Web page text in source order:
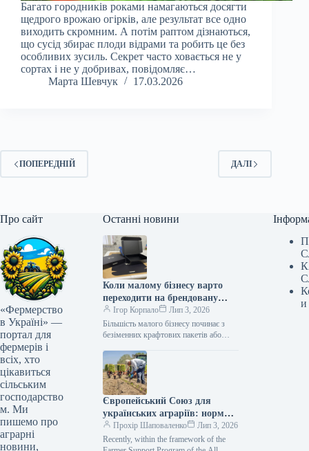
Багато городників роками намагаються досягти
щедрого врожаю огірків, але результат все одно
виходить скромним. А потім раптом дізнаються,
що сусід збирає плоди відрами та робить це без
особливих зусиль. Секрет часто ховається не у
сортах і не у добривах, повідомляє…
Марта Шевчук
17.03.2026
ПОПЕРЕДНІЙ ДАЛІ
Про сайт
«Фермерство
в Україні» —
портал для
фермерів і
всіх, хто
цікавиться
сільським
господарство
м. Ми
пишемо про
аграрні
новини,
Останні новини
Коли малому бізнесу варто
переходити на брендовану
упаковку — і як це зробити
без великих витрат
Ігор Корпало
Лип 3, 2026
Більшість малого бізнесу починає з
безіменних крафтових пакетів або
старті. Але є момент, коли
відсутність…
Європейський Союз для
українських аграріїв: норми
та зобов’язання
Прохір Шаповаленко
Лип 3, 2026
Recently, within the framework of the
и